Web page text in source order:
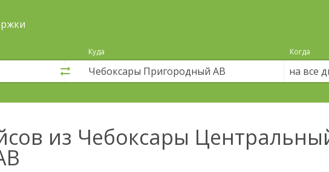
Куда Когда
на все
из Чебоксары